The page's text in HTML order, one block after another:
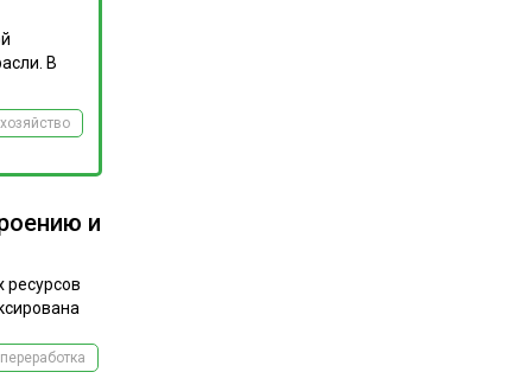
и
ресурсов
В